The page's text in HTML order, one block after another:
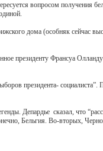
вопросом получения
дома (особняк сейчас
президенту Франсуа
президента- социалиста”.
Депардье сказал, что
Бельгия. Во-вторых,